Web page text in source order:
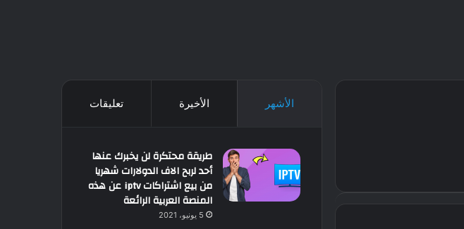
الأشهر الأخيرة تعليقات
طريقة محتكرة لن يخبرك عنها
أحد لربح الاف الدولارات شهريا
من بيع اشتراكات iptv عن هذه
المنصة العربية الرائعة
5 يونيو، 2021